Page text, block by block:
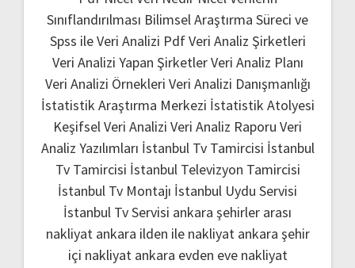
Sınıflandırılması Bilimsel Araştırma Süreci ve
Spss ile Veri Analizi PdfVeri Analiz Şirketleri
Veri Analizi Yapan ŞirketlerVeri Analiz Planı
Veri Analizi Örnekleri Veri Analizi Danışmanlığı
İstatistik Araştırma Merkezi İstatistik Atolyesi
Keşifsel Veri Analizi Veri Analiz Raporu Veri
Analiz Yazılımları İstanbul Tv Tamircisi İstanbul
Tv Tamircisi İstanbul Televizyon Tamircisi
İstanbul Tv Montajı İstanbul Uydu Servisi
İstanbul Tv Servisi ankara şehirler arası
nakliyat ankara ilden ile nakliyat ankara şehir
içi nakliyat ankara evden eve nakliyat